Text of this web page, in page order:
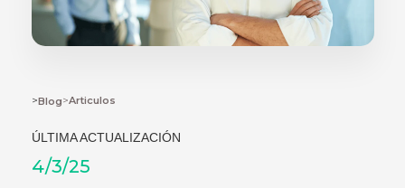
>Blog>Articulos
ÚLTIMA ACTUALIZACIÓN
4/3/25